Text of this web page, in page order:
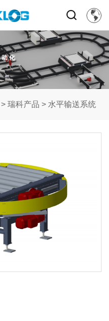
> 瑞科产品 > 水平输送系统